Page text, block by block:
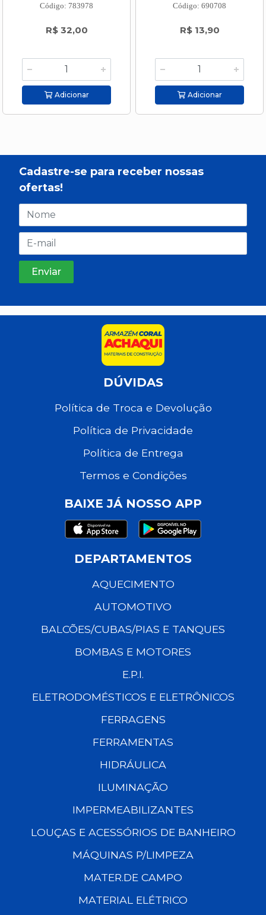
Código: 783978
R$ 32,00
Adicionar
Código: 690708
R$ 13,90
Adicionar
Cadastre-se para receber nossas
ofertas!
DÚVIDAS
Política de Troca e Devolução
Política de Privacidade
Política de Entrega
Termos e Condições
BAIXE JÁ NOSSO APP
DEPARTAMENTOS
AQUECIMENTO
AUTOMOTIVO
BALCÕES/CUBAS/PIAS E TANQUES
BOMBAS E MOTORES
E.P.I.
ELETRODOMÉSTICOS E ELETRÔNICOS
FERRAGENS
FERRAMENTAS
HIDRÁULICA
ILUMINAÇÃO
IMPERMEABILIZANTES
LOUÇAS E ACESSÓRIOS DE BANHEIRO
MÁQUINAS P/LIMPEZA
MATER.DE CAMPO
MATERIAL ELÉTRICO